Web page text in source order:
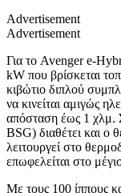
Advertisement
Advertisement
Για το Avenger e-
kW που βρίσκεται
κιβώτιο διπλού
να κινείται αμιγώς
απόσταση έως 1 χλμ.
BSG) διαθέτει και ο
λειτουργεί στο
επωφελείται στο
Με τους 100 ίππους